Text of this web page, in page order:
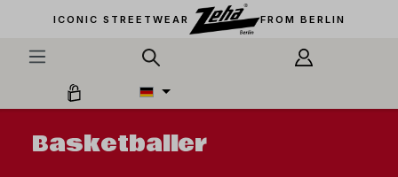
springen
ICONIC STREETWEAR FROM BERLIN
Basketballer